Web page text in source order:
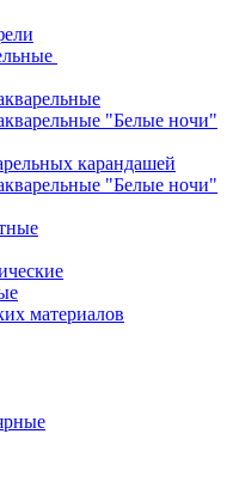
"Белые ночи"
карандашей
"Белые ночи"
материалов